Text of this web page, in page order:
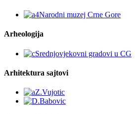
Arheologija
Arhitektura sajtovi